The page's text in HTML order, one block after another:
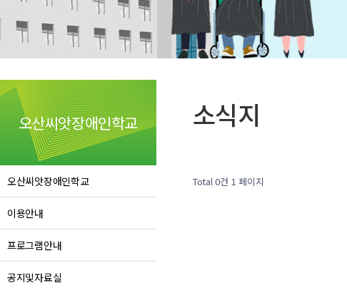
오산씨앗장애인학교
오산씨앗장애인학교
이용안내
프로그램안내
공지및자료실
소식지
Total 0건 1 페이지